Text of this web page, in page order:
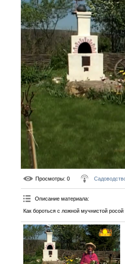
Просмотры: 0
Описание материала:
Как бороться с ложной мучнистой